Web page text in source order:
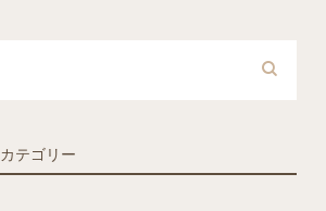
カテゴリー